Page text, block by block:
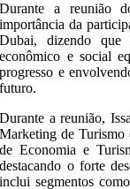
Durante a reunião
importância da
Dubai, dizendo que
econômico e social
progresso e
futuro.
Durante a reunião,
Marketing de
de Economia e
destacando o forte
inclui segmentos